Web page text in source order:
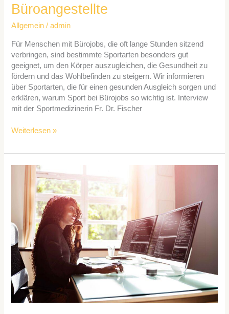
Büroangestellte
Allgemein /admin
Für Menschen mit Bürojobs, die oft lange Stunden sitzend
verbringen, sind bestimmte Sportarten besonders gut
geeignet, um den Körper auszugleichen, die Gesundheit zu
fördern und das Wohlbefinden zu steigern. Wir informieren
über Sportarten, die für einen gesunden Ausgleich sorgen und
erklären, warum Sport bei Bürojobs so wichtig ist. Interview
mit der Sportmedizinerin Fr. Dr. Fischer
Weiterlesen »
Produktivität
steigern:
Projekte
für
Programmierer